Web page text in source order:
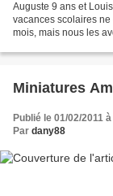
Auguste 9 ans et
vacances scolaires
mois, mais nous les
Miniatures
Publié le 01/02/2011
Par dany88